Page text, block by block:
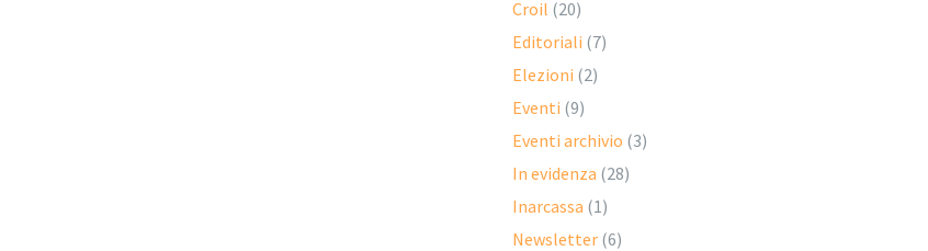
Croil (20)
Editoriali (7)
Elezioni (2)
Eventi (9)
Eventi archivio (3)
In evidenza (28)
Inarcassa (1)
Newsletter (6)